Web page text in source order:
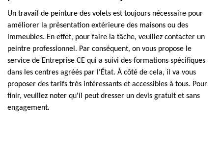
Un travail de peinture des volets est toujours nécessaire pour
améliorer la présentation extérieure des maisons ou des
immeubles. En effet, pour faire la tâche, veuillez contacter un
peintre professionnel. Par conséquent, on vous propose le
service de Entreprise CE qui a suivi des formations spécifiques
dans les centres agréés par l'État. À côté de cela, il va vous
proposer des tarifs très intéressants et accessibles à tous. Pour
finir, veuillez noter qu'il peut dresser un devis gratuit et sans
engagement.